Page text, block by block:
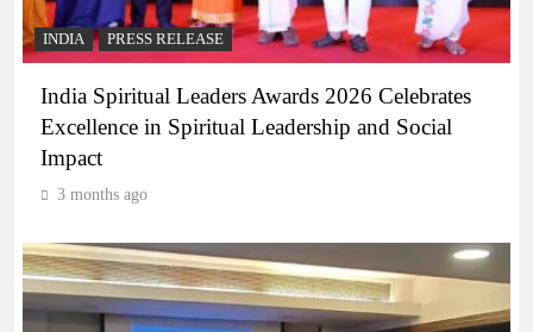
INDIA PRESS RELEASE
India Spiritual Leaders Awards 2026 Celebrates
Excellence in Spiritual Leadership and Social
Impact
3 months ago